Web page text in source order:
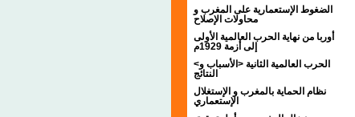
الضغوط الإستعمارية على المغرب و
محاولات الإصلاح
أوربا من نهاية الحرب العالمية الأولى
إلى أزمة 1929م
<الحرب العالمية الثانية <الأسباب و
النتائج
نظام الحماية بالمغرب و الإستغلال
الإستعماري